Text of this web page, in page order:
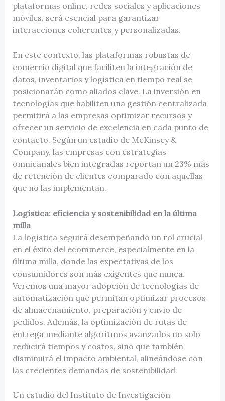
plataformas online, redes sociales y aplicaciones
móviles, será esencial para garantizar
interacciones coherentes y personalizadas.
En este contexto, las plataformas robustas de
comercio digital que faciliten la integración de
datos, inventarios y logística en tiempo real se
posicionarán como aliados clave. La inversión en
tecnologías que habiliten una gestión centralizada
permitirá a las empresas optimizar recursos y
ofrecer un servicio de excelencia en cada punto de
contacto. Según un estudio de McKinsey &
Company, las empresas con estrategias
omnicanales bien integradas reportan un 23% más
de retención de clientes comparado con aquellas
que no las implementan.
Logística: eficiencia y sostenibilidad en la última
milla
La logística seguirá desempeñando un rol crucial
en el éxito del ecommerce, especialmente en la
última milla, donde las expectativas de los
consumidores son más exigentes que nunca.
Veremos una mayor adopción de tecnologías de
automatización que permitan optimizar procesos
de almacenamiento, preparación y envío de
pedidos. Además, la optimización de rutas de
entrega mediante algoritmos avanzados no solo
reducirá tiempos y costos, sino que también
disminuirá el impacto ambiental, alineándose con
las crecientes demandas de sostenibilidad.
Un estudio del Instituto de Investigación